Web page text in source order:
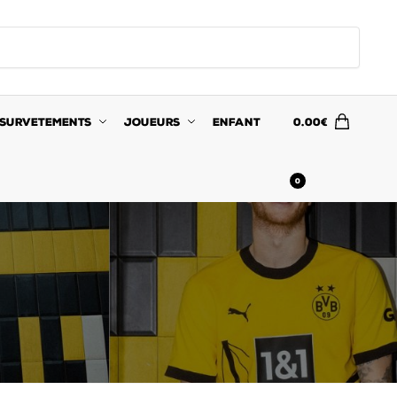
SURVETEMENTS JOUEURS ENFANT 0.00€
0